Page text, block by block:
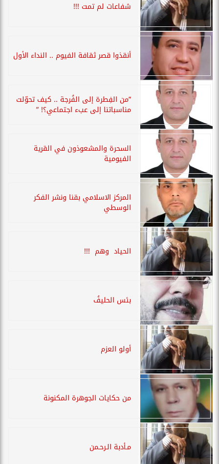
شفاعات لم تمت !!!
أنقذوا قصر ثقافة الفيوم .. النداء الأول
”من الفِطرة إلى الفُرجة .. كيف تحوّلت
مناسباتنا إلى عبء اجتماعي؟! ”
السحرة والمشعوذون في القرية
الفيومية
المركز الاسلامي بقنا ونشر الفكر
الوسطي
الحياد وهم !!!
بئس الحليفُ
أولو العزم
من حكايات الجوهرة المكنونة
مـأدبة الـرحـمن